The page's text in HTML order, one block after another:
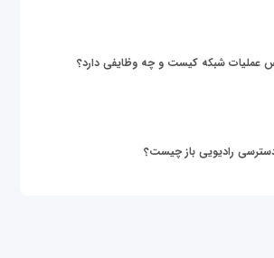
عملیات شبکه کیست و چه وظایفی دارد؟
رادیویی باز چیست؟